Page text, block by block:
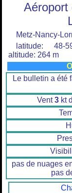
Aéroport
Metz-Nancy-
latitude: 48-
altitude: 264 m
Le bulletin a été
Vent3 kt
pas de nuages
pas